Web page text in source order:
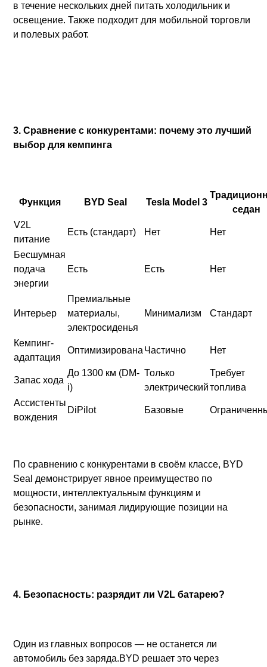
в течение нескольких дней питать холодильник и
освещение. Также подходит для мобильной торговли
и полевых работ.
3. Сравнение с конкурентами: почему это лучший
выбор для кемпинга
Функция BYD Seal Tesla Model 3
седан
V2L
питание
Есть (стандарт) Нет Нет
Бесшумная
подача
энергии
Есть Есть Нет
Интерьер
Премиальные
материалы,
электросиденья
Минимализм Стандарт
Кемпинг-
адаптация
Оптимизирована Частично Нет
Запас хода
До 1300 км (DM-
i)
Только
электрический
Требует
топлива
Ассистенты
вождения
DiPilot Базовые
По сравнению с конкурентами в своём классе, BYD
Seal демонстрирует явное преимущество по
мощности, интеллектуальным функциям и
безопасности, занимая лидирующие позиции на
рынке.
4. Безопасность: разрядит ли V2L батарею?
Один из главных вопросов — не останется ли
автомобиль без заряда.BYD решает это через